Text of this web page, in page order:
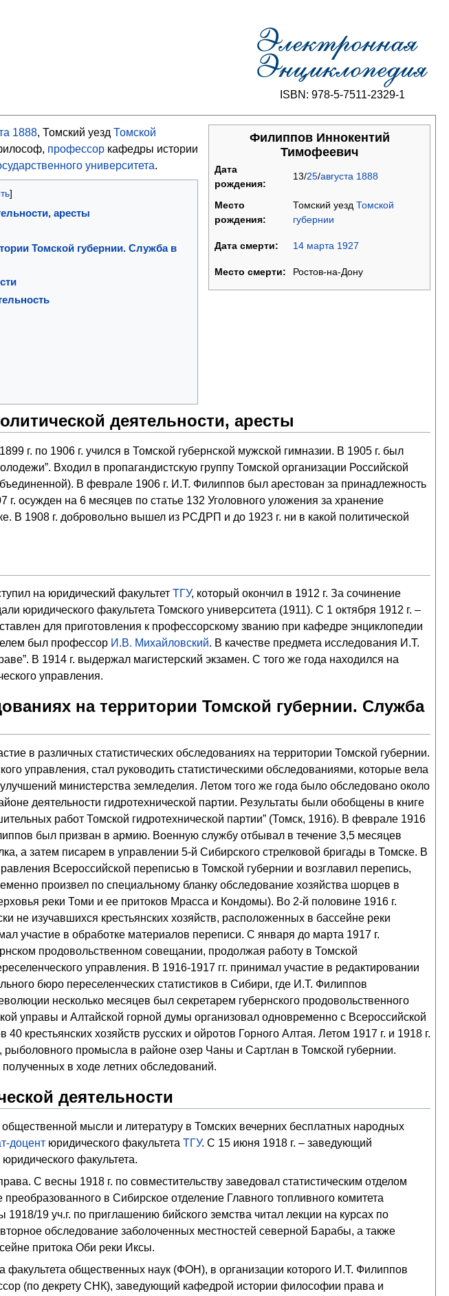
ISBN: 978-5-7511-2329-1
Филиппов Иннокентий
Тимофеевич
Дата
рождения:
13/25/августа 1888
Место
рождения:
Томский уездТомской
губернии
Дата смерти: 14 марта 1927
Место смерти: Ростов-на-Дону
1888, Томский уезд Томской
профессоркафедры истории
университета.
аресты
Томской губернии. Служба в
деятельности, аресты
г. по 1906 г. учился в Томской губернской мужской гимназии. В 1905 г. был
Входил в пропагандистскую группу Томской организации Российской
В феврале 1906 г. И.Т. Филиппов был арестован за принадлежность
осужден на 6 месяцев по статье 132 Уголовного уложения за хранение
В 1908 г. добровольно вышел из РСДРП и до 1923 г. ни в какой политической
на юридический факультет ТГУ, который окончил в 1912 г. За сочинение
юридического факультета Томского университета (1911). С 1 октября 1912 г. –
для приготовления к профессорскому званию при кафедре энциклопедии
был профессор И.В. Михайловский. В качестве предмета исследования И.Т.
В 1914 г. выдержал магистерский экзамен. С того же года находился на
управления.
на территории Томской губернии. Служба
в различных статистических обследованиях на территории Томской губернии.
управления, стал руководить статистическими обследованиями, которые вела
министерства земледелия. Летом того же года было обследовано около
деятельности гидротехнической партии. Результаты были обобщены в книге
работ Томской гидротехнической партии” (Томск, 1916). В феврале 1916
был призван в армию. Военную службу отбывал в течение 3,5 месяцев
а затем писарем в управлении 5-й Сибирского стрелковой бригады в Томске. В
Всероссийской переписью в Томской губернии и возглавил перепись,
произвел по специальному бланку обследование хозяйства шорцев в
реки Томи и ее притоков Мрасса и Кондомы). Во 2-й половине 1916 г.
не изучавшихся крестьянских хозяйств, расположенных в бассейне реки
участие в обработке материалов переписи. С января до марта 1917 г.
продовольственном совещании, продолжая работу в Томской
управления. В 1916-1917 гг. принимал участие в редактировании
бюро переселенческих статистиков в Сибири, где И.Т. Филиппов
несколько месяцев был секретарем губернского продовольственного
управы и Алтайской горной думы организовал одновременно с Всероссийской
крестьянских хозяйств русских и ойротов Горного Алтая. Летом 1917 г. и 1918 г.
рыболовного промысла в районе озер Чаны и Сартлан в Томской губернии.
в ходе летних обследований.
деятельности
мысли и литературу в Томских вечерних бесплатных народных
доцентюридического факультета ТГУ. С 15 июня 1918 г. – заведующий
факультета.
С весны 1918 г. по совместительству заведовал статистическим отделом
в Сибирское отделение Главного топливного комитета
19 уч.г. по приглашению бийского земства читал лекции на курсах по
обследование заболоченных местностей северной Барабы, а также
притока Оби реки Иксы.
факультета общественных наук (ФОН), в организации которого И.Т. Филиппов
(по декрету СНК), заведующий кафедрой истории философии права и